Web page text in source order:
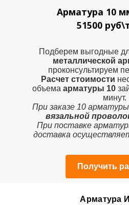
Арматура 10
51500
Подберем выгодные
металлической
проконсультируем
Расчет стоимости
объема арматуры 10
минут.
При заказе 10
вязальной
При поставке
доставка
Получить
Арматура